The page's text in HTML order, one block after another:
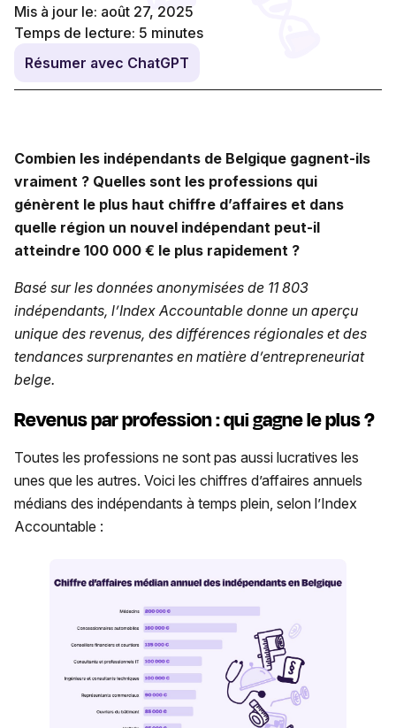
Mis à jour le: août 27, 2025
Temps de lecture: 5 minutes
Résumer avec ChatGPT
Combien les indépendants de Belgique gagnent-ils
vraiment ? Quelles sont les professions qui
génèrent le plus haut chiffre d’affaires et dans
quelle région un nouvel indépendant peut-il
atteindre 100 000 € le plus rapidement ?
Basé sur les données anonymisées de 11 803
indépendants, l’Index Accountable donne un aperçu
unique des revenus, des différences régionales et des
tendances surprenantes en matière d’entrepreneuriat
belge.
Revenus par profession : qui gagne le plus ?
Toutes les professions ne sont pas aussi lucratives les
unes que les autres. Voici les chiffres d’affaires annuels
médians des indépendants à temps plein, selon l’Index
Accountable :